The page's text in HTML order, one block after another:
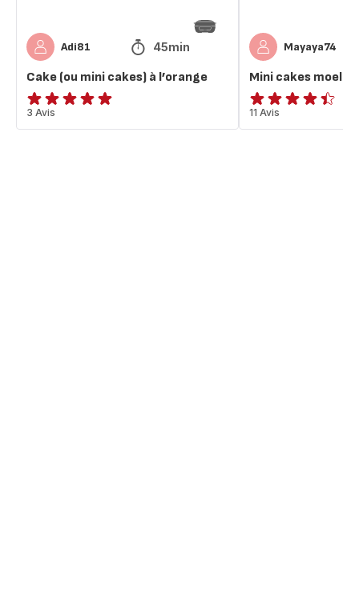
Adi81 45min
Cake (ou mini cakes) à l’orange
Avis
5
3 Avis
Mayaya74
Mini cakes
ratings.4.4
11 Avis